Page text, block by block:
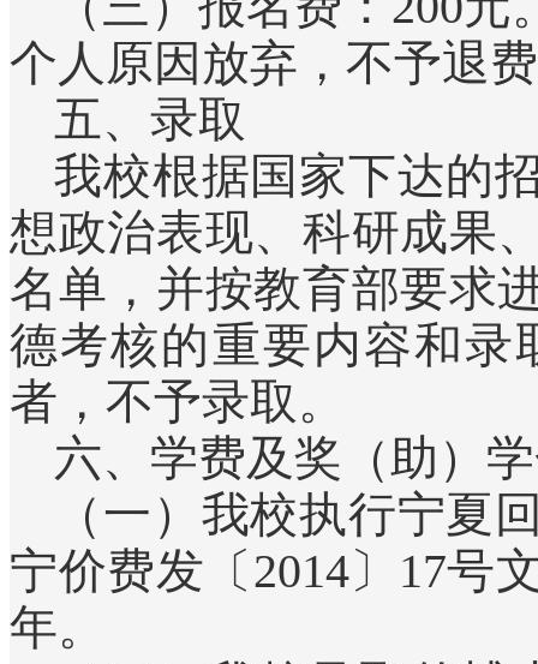
个人原因放弃，不予退
五、录取
我校根据国家下达的
想政治表现、科研成果
名单，并按教育部要求
德考核的重要内容和录
者，不予录取。
六、学费及奖（助）
（一）我校执行宁夏
宁价费发〔2014〕17号
年。